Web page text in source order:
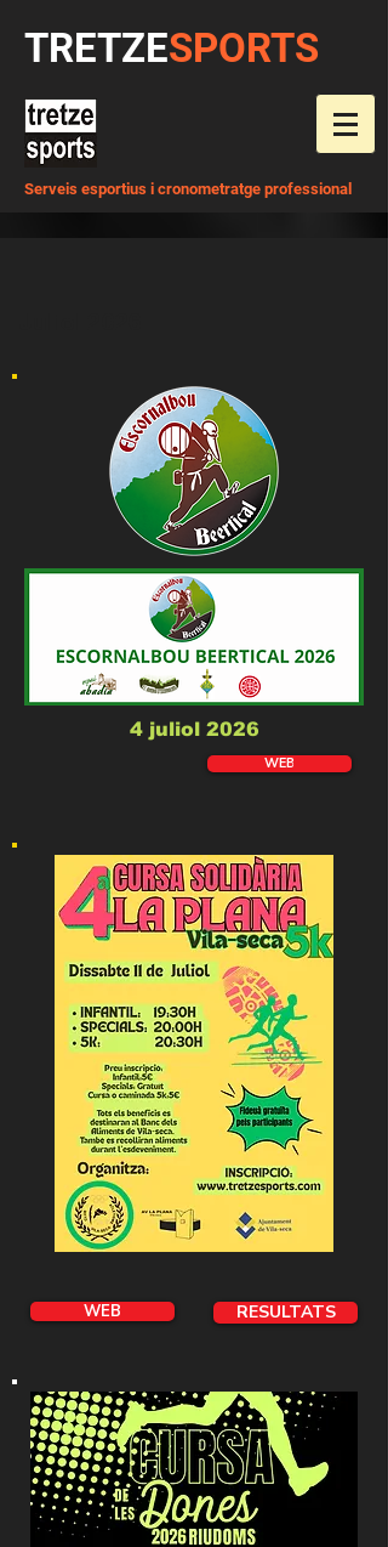
TRETZESPORTS
Serveis esportius i cronometratge professional
4 juliol 2026
WEB
WEB RESULTATS